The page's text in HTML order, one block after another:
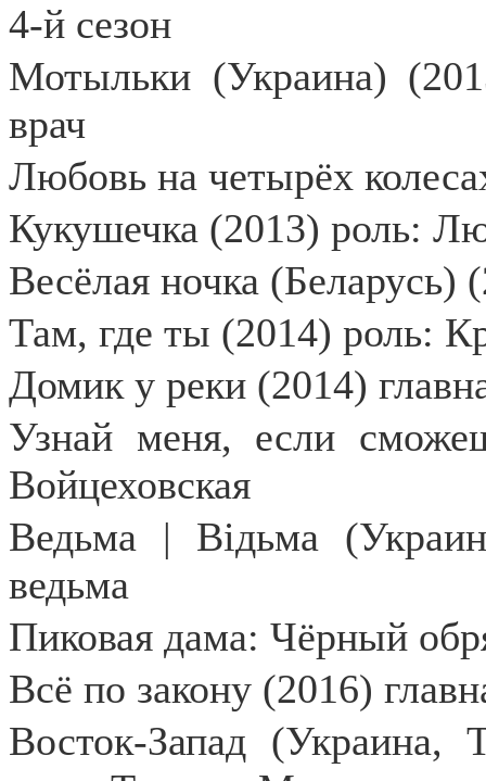
4-й сезон
Мотыльки (Украина)
врач
Любовь на четырёх
Кукушечка (2013) роль:
Весёлая ночка (Беларусь)
Там, где ты (2014) роль:
Домик у реки (2014)
Узнай меня, если
Войцеховская
Ведьма | Відьма
ведьма
Пиковая дама: Чёрный
Всё по закону (2016)
Восток-Запад (Украина,